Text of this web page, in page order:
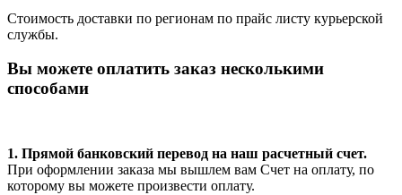
Стоимость доставки по регионам по прайс листу курьерской
службы.
Вы можете оплатить заказ несколькими
способами
1. Прямой банковский перевод на наш расчетный счет.
При оформлении заказа мы вышлем вам Счет на оплату, по
которому вы можете произвести оплату.